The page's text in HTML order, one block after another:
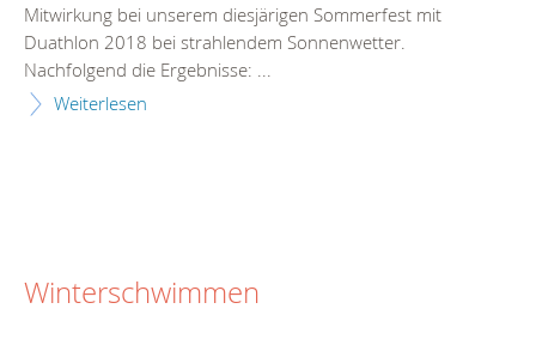
Mitwirkung bei unserem diesjärigen Sommerfest mit
Duathlon 2018 bei strahlendem Sonnenwetter.
Nachfolgend die Ergebnisse: ...
Weiterlesen
Winterschwimmen